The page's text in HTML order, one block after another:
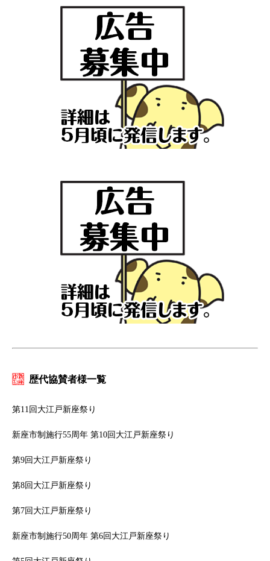
歴代協賛者様一覧
第11回大江戸新座祭り
新座市制施行55周年 第10回大江戸新座祭り
第9回大江戸新座祭り
第8回大江戸新座祭り
第7回大江戸新座祭り
新座市制施行50周年 第6回大江戸新座祭り